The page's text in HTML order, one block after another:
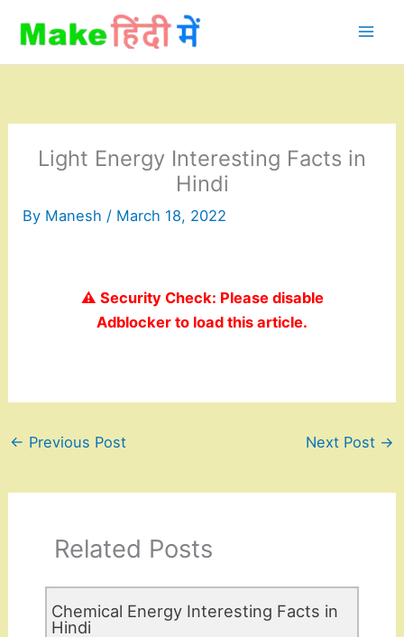
content
Light Energy Interesting Facts in
Hindi
By Manesh / March 18, 2022
⚠️ Security Check: Please disable
Adblocker to load this article.
← Previous Post Next Post →
Related Posts
Chemical Energy Interesting Facts in
Hindi